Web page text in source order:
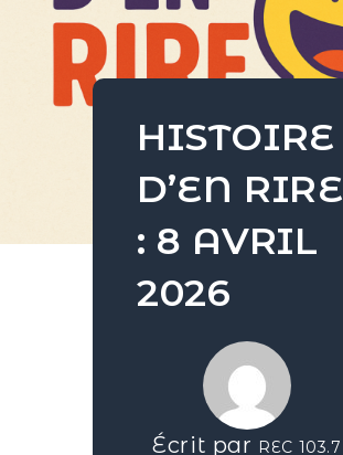
HISTOIRE
D’EN RIRE
: 8 AVRIL
2026
Écrit par REC 103.7